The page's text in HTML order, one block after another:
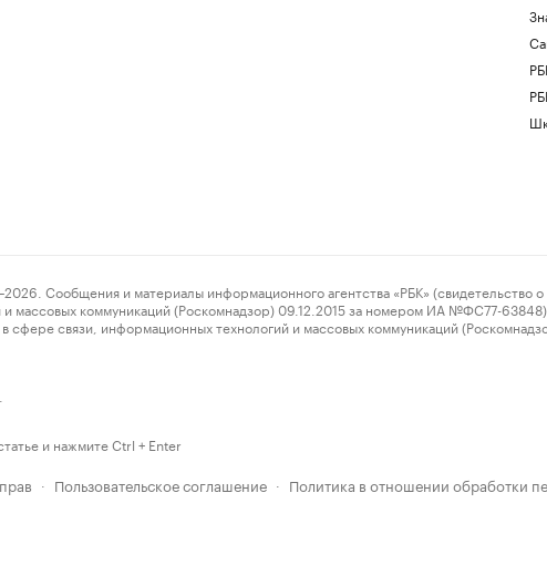
и материалы информационного агентства «РБК» (свидетельство о
массовых коммуникаций (Роскомнадзор) 09.12.2015 за номером ИА №ФС77-63848)
сфере связи, информационных технологий и массовых коммуникаций
и нажмите Ctrl + Enter
· Пользовательское соглашение · Политика в отношении обработки